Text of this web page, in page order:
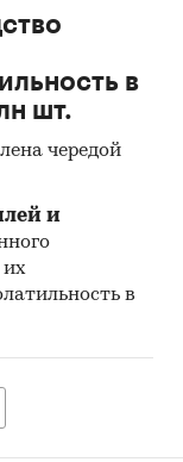
в
шт.
чередой
и
их
в